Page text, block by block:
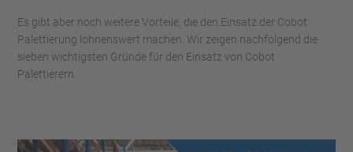
Es gibt aber noch weitere Vorteile, die den Einsatz der Cobot
Palettierung lohnenswert machen. Wir zeigen nachfolgend die
sieben wichtigsten Gründe für den Einsatz von Cobot
Palettierern.